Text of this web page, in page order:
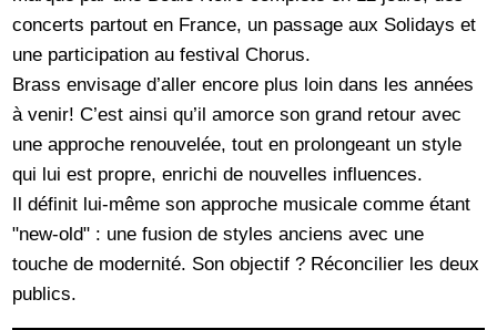
concerts partout en France, un passage aux Solidays et
une participation au festival Chorus.
Brass envisage d’aller encore plus loin dans les années
à venir! C’est ainsi qu’il amorce son grand retour avec
une approche renouvelée, tout en prolongeant un style
qui lui est propre, enrichi de nouvelles influences.
Il définit lui-même son approche musicale comme étant
"new-old" : une fusion de styles anciens avec une
touche de modernité. Son objectif ? Réconcilier les deux
publics.